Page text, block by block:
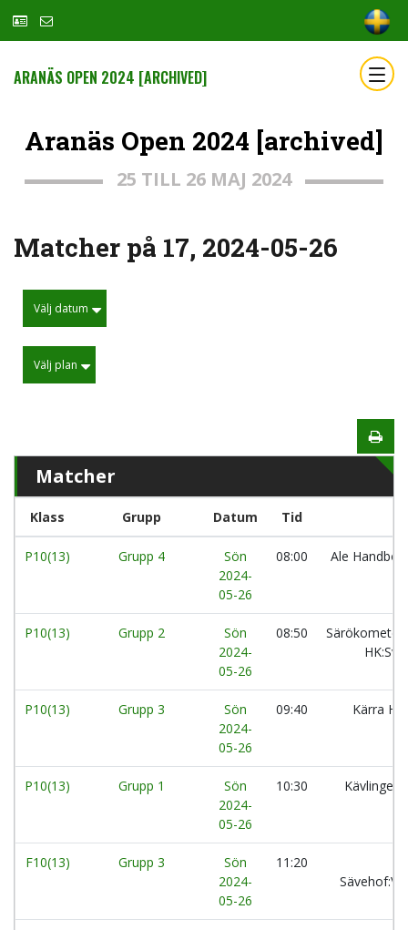
ARANÄS OPEN 2024 [ARCHIVED]
Aranäs Open 2024 [archived]
25 TILL 26 MAJ 2024
Matcher på 17, 2024-05-26
Välj datum
Välj plan
Matcher
Klass Grupp Datum Tid
P10(13) Grupp 4
Sön
2024-
05-26
08:00 Ale
P10(13) Grupp 2
Sön
2024-
05-26
08:50
P10(13) Grupp 3
Sön
2024-
05-26
09:40 Kärra
P10(13) Grupp 1
Sön
2024-
05-26
10:30 Kävlinge
F10(13) Grupp 3
Sön
2024-
05-26
11:20